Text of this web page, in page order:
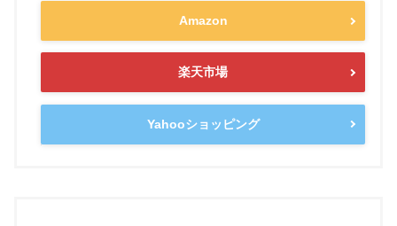
Amazon
楽天市場
Yahooショッピング